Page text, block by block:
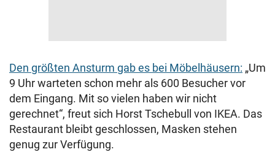
Den größten Ansturm gab es bei Möbelhäusern: „Um
9 Uhr warteten schon mehr als 600 Besucher vor
dem Eingang. Mit so vielen haben wir nicht
gerechnet“, freut sich Horst Tschebull von IKEA. Das
Restaurant bleibt geschlossen, Masken stehen
genug zur Verfügung.